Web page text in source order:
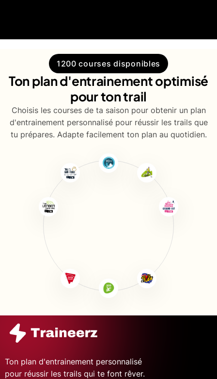
1200 courses disponibles
Ton plan d'entrainement optimisé
pour ton trail
Choisis les courses de ta saison pour obtenir un plan
d'entrainement personnalisé pour réussir les trails que
tu prépares. Adapte facilement ton plan au quotidien.
Ton plan d'entrainement personnalisé
pour réussir les trails qui te font rêver.